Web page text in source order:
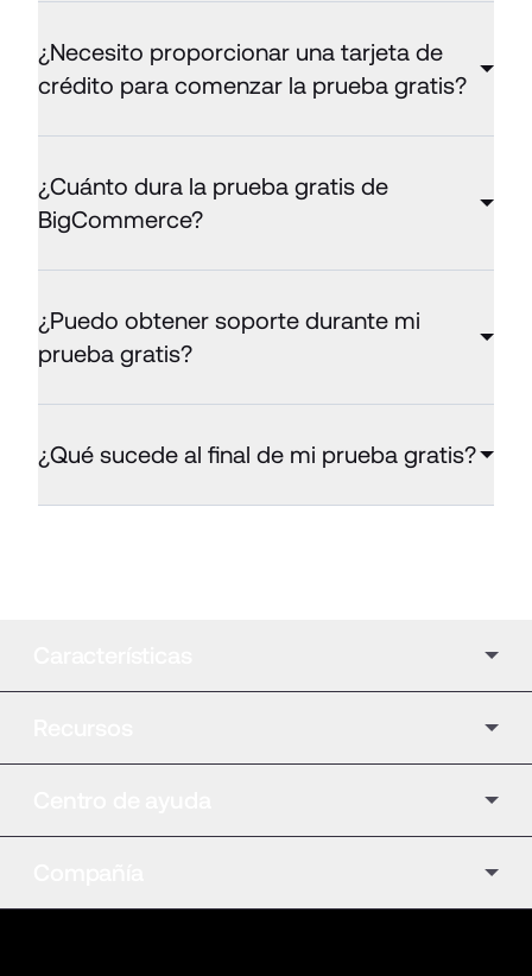
¿Necesito proporcionar una tarjeta de
crédito para comenzar la prueba gratis?
¿Cuánto dura la prueba gratis de
BigCommerce?
¿Puedo obtener soporte durante mi
prueba gratis?
¿Qué sucede al final de mi prueba gratis?